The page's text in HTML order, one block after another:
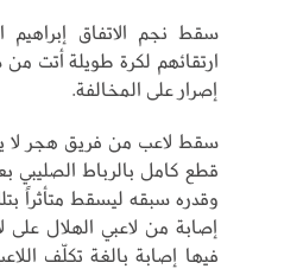
سقط نجم الاتفاق إبراهيم
ارتقائهم لكرة طويلة أتت من
إصرار على المخالفة.
سقط لاعب من فريق هجر لا
قطع كامل بالرباط الصليبي
وقدره سبقه ليسقط متأثراً
إصابة من لاعبي الهلال على
فيها إصابة بالغة تكلّف